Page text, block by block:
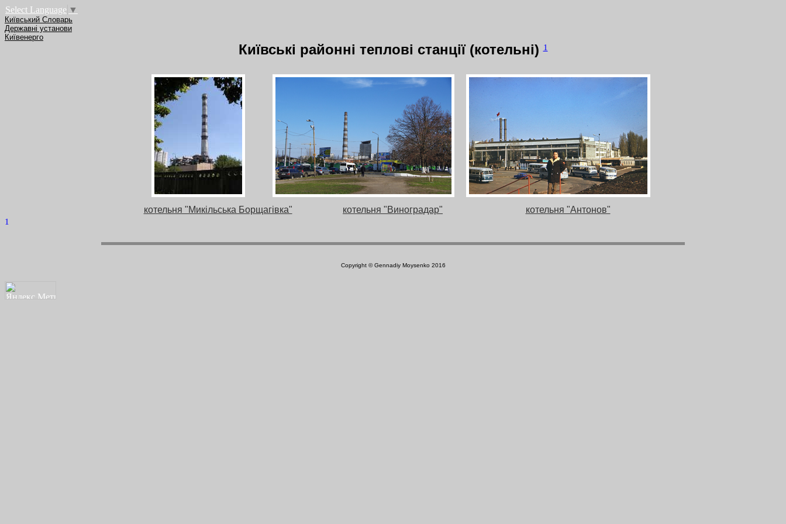
Select Language ▼
Київський Словарь
Державні установи
Київенерго
Київські районні теплові станції (котельні)1
котельня "Микільська Борщагівка" котельня "Виноградар" котельня "Антонов"
1
Copyright © Gennadiy Moysenko 2016